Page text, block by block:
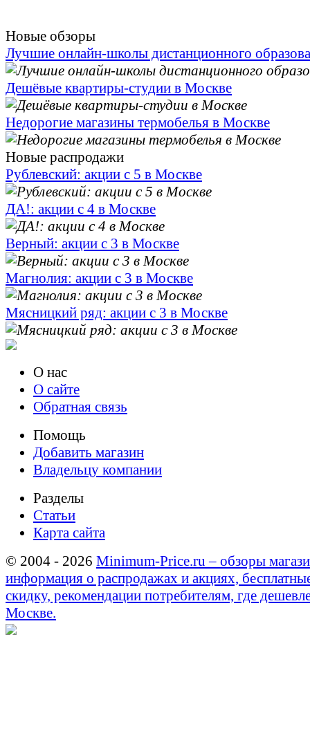
Новые обзоры
Лучшие онлайн-школы дистанционного
Дешёвые квартиры-студии в Москве
Недорогие магазины термобелья в Москве
Новые распродажи
Рублевский: акции с 5 в Москве
ДА!: акции с 4 в Москве
Верный: акции с 3 в Москве
Магнолия: акции с 3 в Москве
Мясницкий ряд: акции с 3 в Москве
О нас
О сайте
Обратная связь
Помощь
Добавить магазин
Владельцу компании
Разделы
Статьи
Карта сайта
© 2004 - 2026 Minimum-Price.ru – обзоры
информация о распродажах и акциях,
скидку, рекомендации потребителям, где
Москве.